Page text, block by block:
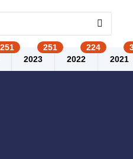
2023 2022 2021